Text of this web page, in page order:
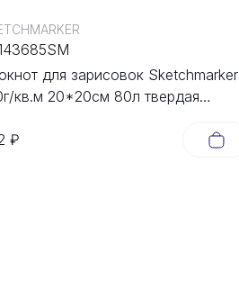
₽
для зарисовок Sketchmarker
кв.м 20*20cм 80л твердая